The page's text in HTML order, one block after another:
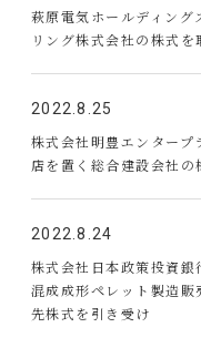
萩原電気ホールディン
リング株式会社の株式を
2022.8.25
株式会社明豊エンター
店を置く総合建設会社
2022.8.24
株式会社日本政策投資
混成成形ペレット製造
先株式を引き受け